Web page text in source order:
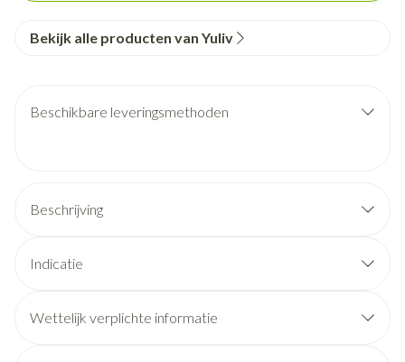
Bekijk alle producten van Yuliv
Beschikbare leveringsmethoden
Beschrijving
Indicatie
Wettelijk verplichte informatie